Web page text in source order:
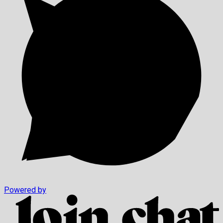
Powered by